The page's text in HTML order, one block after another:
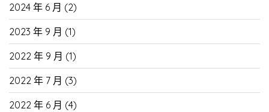
2024 年 6 月 (2)
2023 年 9 月 (1)
2022 年 9 月 (1)
2022 年 7 月 (3)
2022 年 6 月 (4)